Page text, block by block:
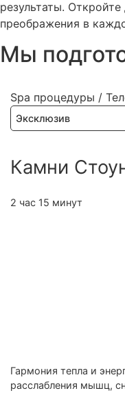
результаты.
преображения в
Мы
Spa процедуры /
Эксклюзив
Камни
2 час 15 минут
Гармония тепла и
расслабления мышц,